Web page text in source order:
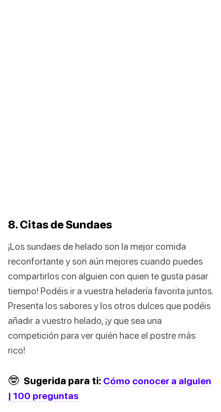
8. Citas de Sundaes
¡Los sundaes de helado son la mejor comida
reconfortante y son aún mejores cuando puedes
compartirlos con alguien con quien te gusta pasar
tiempo! Podéis ir a vuestra heladería favorita juntos.
Presenta los sabores y los otros dulces que podéis
añadir a vuestro helado, ¡y que sea una
competición para ver quién hace el postre más
rico!
🤓 Sugerida para ti: Cómo conocer a alguien
| 100 preguntas